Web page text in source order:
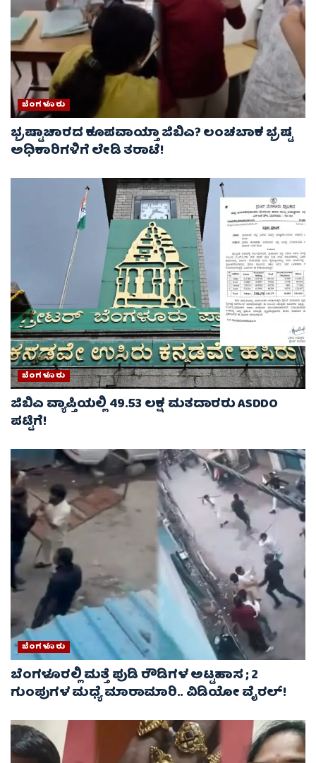
ಬೆಂಗಳೂರು
ಭ್ರಷ್ಟಾಚಾರದ ಕೂಪವಾಯ್ತಾ ಜಿಬಿಎ? ಲಂಚಬಾಕ ಭ್ರಷ್ಟ
ಅಧಿಕಾರಿಗಳಿಗೆ ಲೇಡಿ ತರಾಟೆ!
ಬೆಂಗಳೂರು
ಜಿಬಿಎ ವ್ಯಾಪ್ತಿಯಲ್ಲಿ 49.53 ಲಕ್ಷ ಮತದಾರರು ASDDO
ಪಟ್ಟಿಗೆ!
ಬೆಂಗಳೂರು
ಬೆಂಗಳೂರಲ್ಲಿ ಮತ್ತೆ ಪುಡಿ ರೌಡಿಗಳ ಅಟ್ಟಹಾಸ ; 2
ಗುಂಪುಗಳ ಮಧ್ಯೆ ಮಾರಾಮಾರಿ.. ವಿಡಿಯೋ ವೈರಲ್‌!